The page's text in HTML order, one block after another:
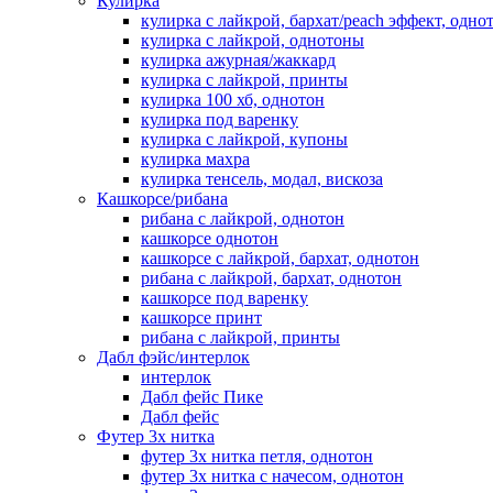
кулирка с лайкрой, бархат/peach эффект,
кулирка с лайкрой, однотоны
кулирка ажурная/жаккард
кулирка с лайкрой, принты
кулирка 100 хб, однотон
кулирка под варенку
кулирка с лайкрой, купоны
кулирка махра
кулирка тенсель, модал, вискоза
Кашкорсе/рибана
рибана с лайкрой, однотон
кашкорсе однотон
кашкорсе с лайкрой, бархат, однотон
рибана с лайкрой, бархат, однотон
кашкорсе под варенку
кашкорсе принт
рибана с лайкрой, принты
Дабл фэйс/интерлок
интерлок
Дабл фейс Пике
Дабл фейс
Футер 3х нитка
футер 3х нитка петля, однотон
футер 3х нитка с начесом, однотон